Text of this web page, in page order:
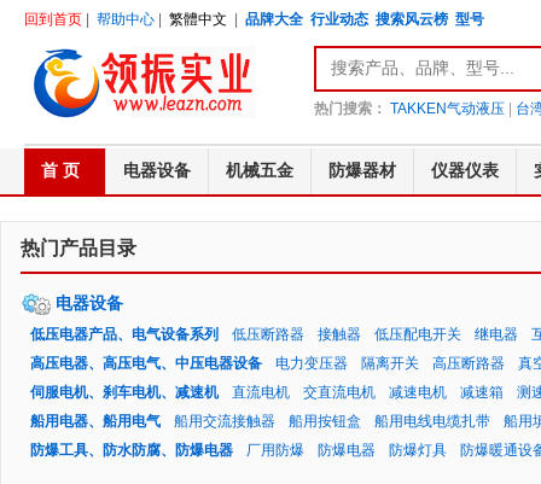
回到首页 帮助中心 繁體中文 品牌大全 行业动态 搜索风云榜 型号
热门搜索： TAKKEN气动液压 台
首 页 电器设备 机械五金 防爆器材 仪器仪表
热门产品目录
电器设备
低压电器产品、电气设备系列 低压断路器 接触器 低压配电开关 继电器
高压电器、高压电气、中压电器设备
电力变压器 隔离开关 高压断路器
真
伺服电机、刹车电机、减速机
直流电机 交直流电机 减速电机 减速箱
测
船用电器、船用电气
船用交流接触器 船用按钮盒 船用电线电缆扎带
船用
防爆工具、防水防腐、防爆电器
厂用防爆 防爆电器 防爆灯具 防爆暖通设